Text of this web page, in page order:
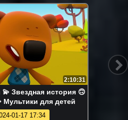
2:10:31
Звездная история 🙃
Мультики для детей
01-17 17:34